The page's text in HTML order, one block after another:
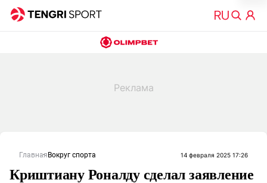
Главная Вокруг спорта 14 февраля 2025 17:26
Криштиану Роналду сделал заявление